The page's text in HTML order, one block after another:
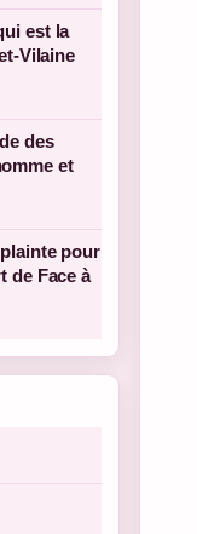
est la
Vilaine
des
et
pour
de Face à